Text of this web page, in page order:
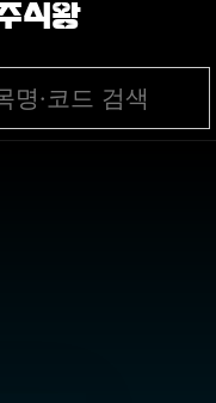
' 임성근 전 사단장 2심서도 징
식왕